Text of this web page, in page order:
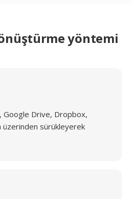
yöntemi
Google Drive, Dropbox,
üzerinden sürükleyerek